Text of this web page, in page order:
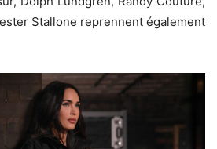
Stallone reprennent également